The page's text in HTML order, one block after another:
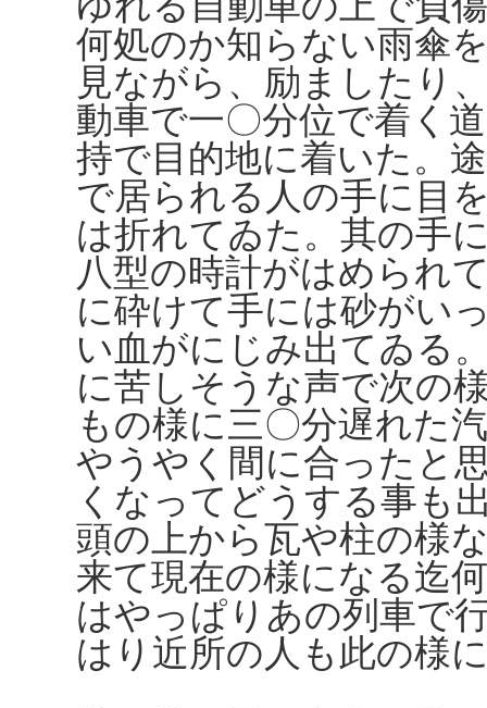
何処のか知らない雨傘
見ながら、励ましたり
動車で一〇分位で着く
持で目的地に着いた。
で居られる人の手に目
は折れてゐた。其の手
八型の時計がはめられ
に砕けて手には砂がい
い血がにじみ出てゐる
に苦しそうな声で次の
もの様に三〇分遅れた
やうやく間に合ったと
くなってどうする事も
頭の上から瓦や柱の様
来て現在の様になる迄
はやっぱりあの列車で
はり近所の人も此の様